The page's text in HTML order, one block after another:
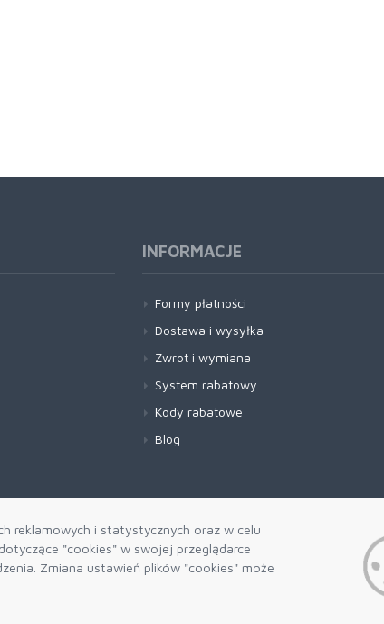
reklamowych i statystycznych oraz w celu
"cookies" w swojej przeglądarce
Zmiana ustawień plików "cookies" może
INFORMACJE
Formy płatności
Dostawa i wysyłka
Zwrot i wymiana
System rabatowy
Kody rabatowe
Blog